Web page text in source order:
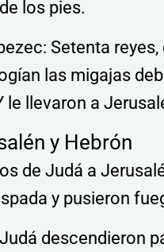
los pies.
Setenta
las migajas
le llevaron a
y Hebrón
de Judá a
y pusieron
descendieron